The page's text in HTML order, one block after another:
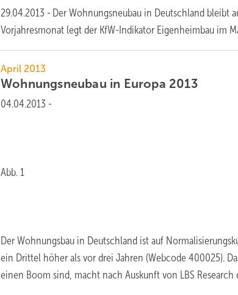
29.04.2013 - Der Wohnungsneubau in Deutschland bleibt
Vorjahresmonat legt der KfW-Indikator Eigenheimbau im
April 2013
Wohnungsneubau in Europa 2013
04.04.2013 -
Abb. 1
Der Wohnungsbau in Deutschland ist auf
ein Drittel höher als vor drei Jahren (Webcode 400025).
einen Boom sind, macht nach Auskunft von LBS